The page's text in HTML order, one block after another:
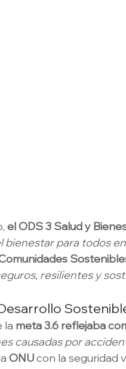
el ODS 3 Salud y
bienestar para todos
resilientes y
la meta 3.6 reflejaba
causadas por
ONU con la seguridad